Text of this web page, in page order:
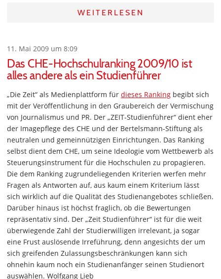
WEITERLESEN
11. Mai 2009 um 8:09
Das CHE-Hochschulranking 2009/10 ist
alles andere als ein Studienführer
„Die Zeit“ als Medienplattform für dieses Ranking begibt sich
mit der Veröffentlichung in den Graubereich der Vermischung
von Journalismus und PR. Der „ZEIT-Studienführer“ dient eher
der Imagepflege des CHE und der Bertelsmann-Stiftung als
neutralen und gemeinnützigen Einrichtungen. Das Ranking
selbst dient dem CHE, um seine Ideologie vom Wettbewerb als
Steuerungsinstrument für die Hochschulen zu propagieren.
Die dem Ranking zugrundeliegenden Kriterien werfen mehr
Fragen als Antworten auf, aus kaum einem Kriterium lässt
sich wirklich auf die Qualität des Studienangebotes schließen.
Darüber hinaus ist höchst fraglich, ob die Bewertungen
repräsentativ sind. Der „Zeit Studienführer“ ist für die weit
überwiegende Zahl der Studierwilligen irrelevant, ja sogar
eine Frust auslösende Irreführung, denn angesichts der um
sich greifenden Zulassungsbeschränkungen kann sich
ohnehin kaum noch ein Studienanfänger seinen Studienort
auswählen. Wolfgang Lieb